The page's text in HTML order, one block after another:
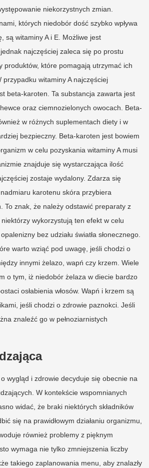
niekorzystnych zmian.
których niedobór dość szybko wpływa
są witaminy A i E. Możliwe jest
najczęściej zaleca się po prostu
produktów, które pomagają utrzymać ich
przypadku witaminy A najczęściej
beta-karoten. Ta substancja zawarta jest
oraz ciemnozielonych owocach. Beta-
w różnych suplementach diety i w
bezpieczny. Beta-karoten jest bowiem
w celu pozyskania witaminy A musi
znajduje się wystarczająca ilość
zostaje wydalony. Zdarza się
karotenu skóra przybiera
To znak, że należy odstawić preparaty z
wykorzystują ten efekt w celu
bez udziału światła słonecznego.
warto wziąć pod uwagę, jeśli chodzi o
innymi żelazo, wapń czy krzem. Wiele
o tym, iż niedobór żelaza w diecie bardzo
osłabienia włosów. Wapń i krzem są
jeśli chodzi o zdrowie paznokci. Jeśli
znaleźć go w pełnoziarnistych
wygląd i zdrowie decyduje się obecnie na
W kontekście wspomnianych
widać, że braki niektórych składników
się na prawidłowym działaniu organizmu,
również problemy z pięknym
wymaga nie tylko zmniejszenia liczby
takiego zaplanowania menu, aby znalazły